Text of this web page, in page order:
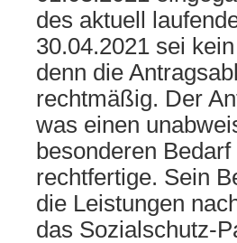
des aktuell
30.04.2021 sei
denn die
rechtmäßig. Der
was einen
besonderen
rechtfertige. Sein
die Leistungen
das Sozialschutz-